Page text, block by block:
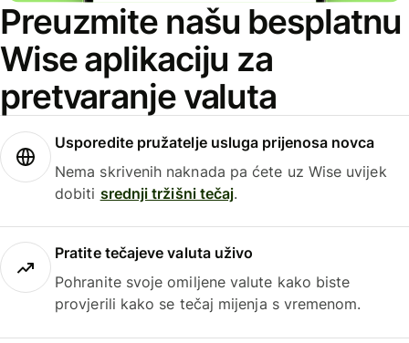
Preuzmite našu besplatnu
Wise aplikaciju za
pretvaranje valuta
Usporedite pružatelje usluga prijenosa novca
Nema skrivenih naknada pa ćete uz Wise uvijek
dobiti srednji tržišni tečaj.
Pratite tečajeve valuta uživo
Pohranite svoje omiljene valute kako biste
provjerili kako se tečaj mijenja s vremenom.